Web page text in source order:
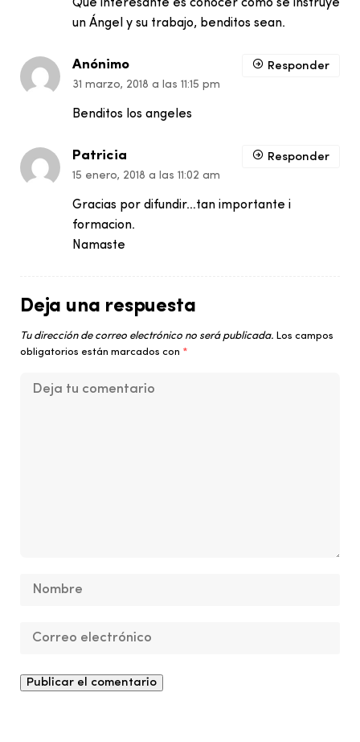
Que interesante es conocer como se instruye
un Ángel y su trabajo, benditos sean.
Anónimo
31 marzo, 2018 a las 11:15 pm
Benditos los angeles
Responder
Patricia
15 enero, 2018 a las 11:02 am
Gracias por difundir…tan importante i
formacion.
Namaste
Responder
Deja una respuesta
Tu dirección de correo electrónico no será publicada. Los campos
obligatorios están marcados con *